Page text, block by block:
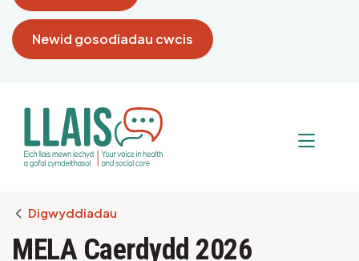
Newid gosodiadau cwcis
Breadcrumb
Digwyddiadau
MELA Caerdydd 2026